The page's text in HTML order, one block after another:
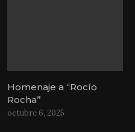
Homenaje a “Rocío
Rocha”
octubre 6, 2025